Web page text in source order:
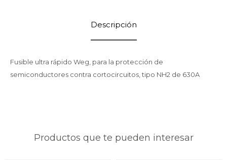
Descripción
Fusible ultra rápido Weg, para la protección de
semiconductores contra cortocircuitos, tipo NH2 de 630A
Productos que te pueden interesar